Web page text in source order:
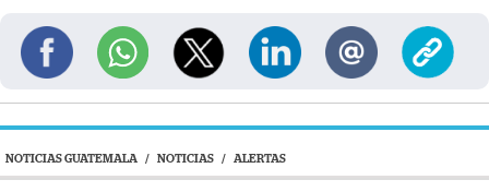
NOTICIAS GUATEMALA / NOTICIAS / ALERTAS